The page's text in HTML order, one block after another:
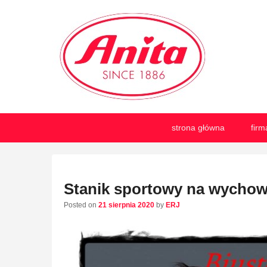
ANITA-unikalna
Niemiecka firma Anita jest od 1886 roku producentem
strona główna
Stanik sportowy na
Posted on 21 sierpnia 2020 by ERJ